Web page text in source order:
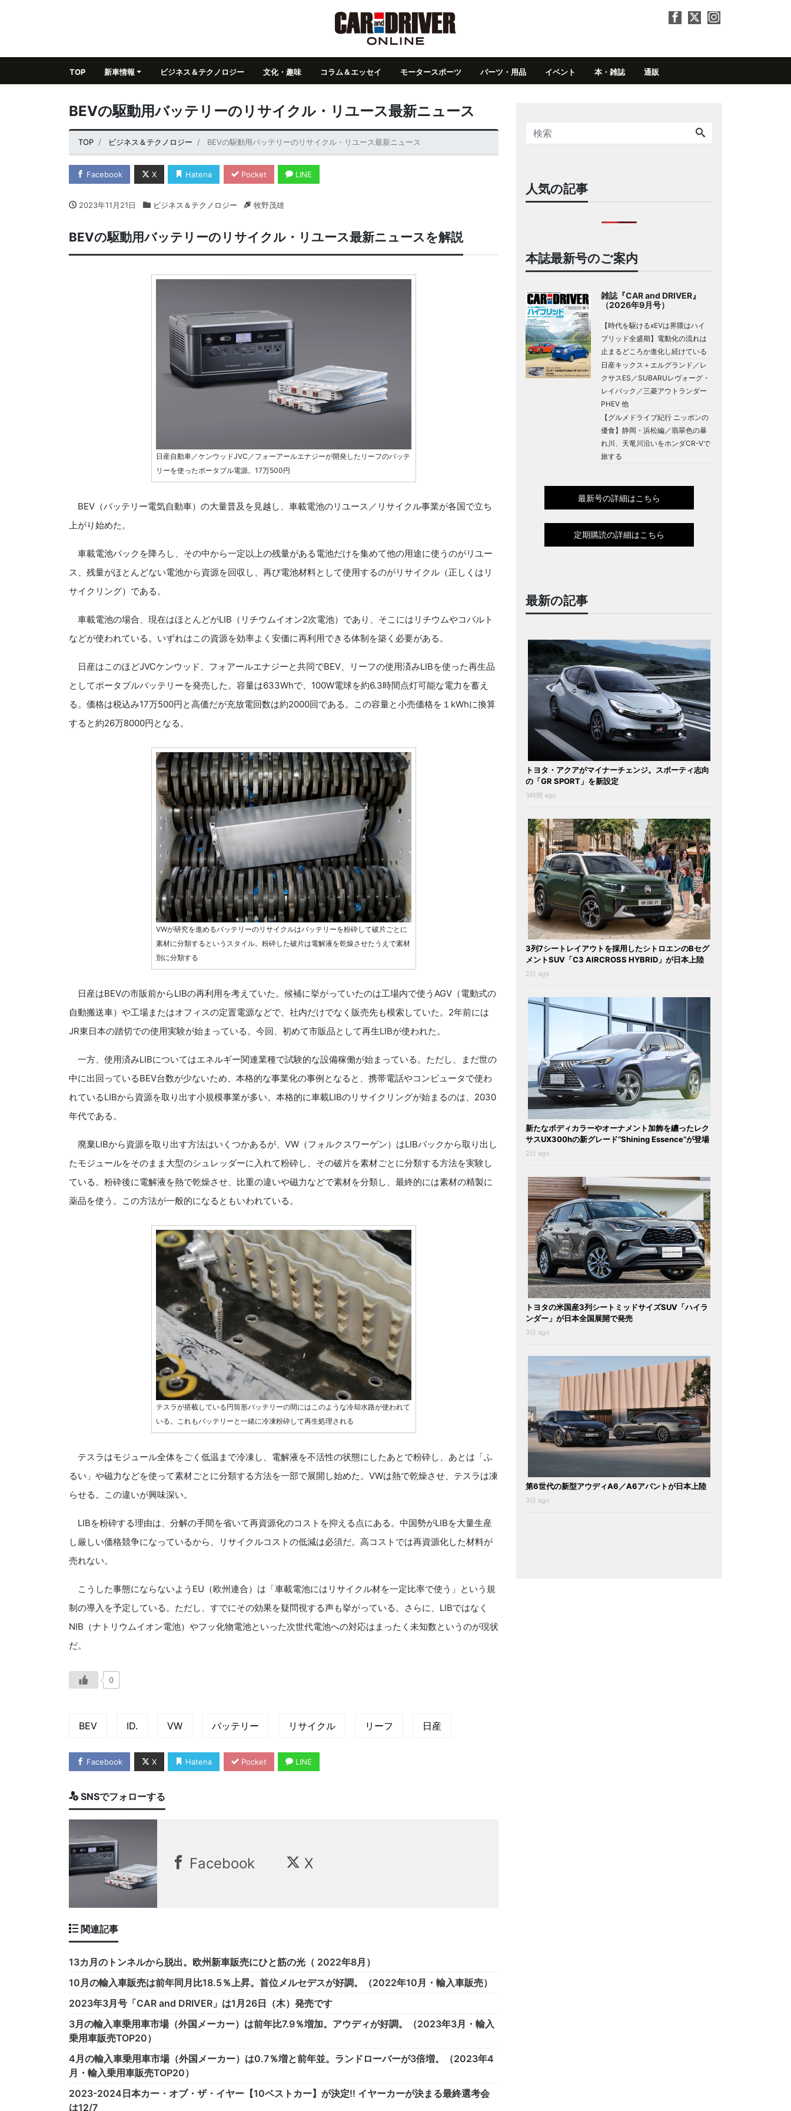
TOP 新車情報 ビジネス＆テクノロジー 文化・趣味 コラム＆エッセイ モータースポーツ パーツ・用品 イベント 本・雑誌 通販
BEVの駆動用バッテリーのリサイクル・リユース最新ニュース
TOP ビジネス＆テクノロジー BEVの駆動用バッテリーのリサイクル・リユース最新ニュース
Facebook X Hatena Pocket LINE
2023年11月21日 ビジネス＆テクノロジー 牧野茂雄
BEVの駆動用バッテリーのリサイクル・リユース最新ニュースを解説
日産自動車／ケンウッドJVC／フォーアールエナジーが開発したリーフのバッテ
リーを使ったポータブル電源。17万500円
BEV（バッテリー電気自動車）の大量普及を見越し、車載電池のリユース／リサイクル事業が各国で立ち
上がり始めた。
車載電池パックを降ろし、その中から一定以上の残量がある電池だけを集めて他の用途に使うのがリユー
ス、残量がほとんどない電池から資源を回収し、再び電池材料として使用するのがリサイクル（正しくはリ
サイクリング）である。
車載電池の場合、現在はほとんどがLIB（リチウムイオン2次電池）であり、そこにはリチウムやコバルト
などが使われている。いずれはこの資源を効率よく安価に再利用できる体制を築く必要がある。
日産はこのほどJVCケンウッド、フォアールエナジーと共同でBEV、リーフの使用済みLIBを使った再生品
としてポータブルバッテリーを発売した。容量は633Whで、100W電球を約6.3時間点灯可能な電力を蓄え
る。価格は税込み17万500円と高価だが充放電回数は約2000回である。この容量と小売価格を１kWhに換算
すると約26万8000円となる。
VWが研究を進めるバッテリーのリサイクルはバッテリーを粉砕して破片ごとに
素材に分類するというスタイル。粉砕した破片は電解液を乾燥させたうえで素材
別に分類する
日産はBEVの市販前からLIBの再利用を考えていた。候補に挙がっていたのは工場内で使うAGV（電動式の
自動搬送車）や工場またはオフィスの定置電源などで、社内だけでなく販売先も模索していた。2年前には
JR東日本の踏切での使用実験が始まっている。今回、初めて市販品として再生LIBが使われた。
一方、使用済みLIBについてはエネルギー関連業種で試験的な設備稼働が始まっている。ただし、まだ世の
中に出回っているBEV台数が少ないため、本格的な事業化の事例となると、携帯電話やコンピュータで使わ
れているLIBから資源を取り出す小規模事業が多い。本格的に車載LIBのリサイクリングが始まるのは、2030
年代である。
廃棄LIBから資源を取り出す方法はいくつかあるが、VW（フォルクスワーゲン）はLIBパックから取り出し
たモジュールをそのまま大型のシュレッダーに入れて粉砕し、その破片を素材ごとに分類する方法を実験し
ている。粉砕後に電解液を熱で乾燥させ、比重の違いや磁力などで素材を分類し、最終的には素材の精製に
薬品を使う。この方法が一般的になるともいわれている。
テスラが搭載している円筒形バッテリーの間にはこのような冷却水路が使われて
いる。これもバッテリーと一緒に冷凍粉砕して再生処理される
テスラはモジュール全体をごく低温まで冷凍し、電解液を不活性の状態にしたあとで粉砕し、あとは「ふ
るい」や磁力などを使って素材ごとに分類する方法を一部で展開し始めた。VWは熱で乾燥させ、テスラは凍
らせる。この違いが興味深い。
LIBを粉砕する理由は、分解の手間を省いて再資源化のコストを抑える点にある。中国勢がLIBを大量生産
し厳しい価格競争になっているから、リサイクルコストの低減は必須だ。高コストでは再資源化した材料が
売れない。
こうした事態にならないようEU（欧州連合）は「車載電池にはリサイクル材を一定比率で使う」という規
制の導入を予定している。ただし、すでにその効果を疑問視する声も挙がっている。さらに、LIBではなく
NIB（ナトリウムイオン電池）やフッ化物電池といった次世代電池への対応はまったく未知数というのが現状
だ。
0
BEV ID. VW バッテリー リサイクル リーフ 日産
Facebook X Hatena Pocket LINE
SNSでフォローする
Facebook X
関連記事
13カ月のトンネルから脱出。欧州新車販売にひと筋の光（ 2022年8月）
10月の輸入車販売は前年同月比18.5％上昇。首位メルセデスが好調。（2022年10月・輸入車販売）
2023年3月号「CAR and DRIVER」は1月26日（木）発売です
3月の輸入車乗用車市場（外国メーカー）は前年比7.9％増加。アウディが好調。（2023年3月・輸入
乗用車販売TOP20）
4月の輸入車乗用車市場（外国メーカー）は0.7％増と前年並。ランドローバーが3倍増。（2023年4
月・輸入乗用車販売TOP20）
2023-2024日本カー・オブ・ザ・イヤー【10ベストカー】が決定!! イヤーカーが決まる最終選考会
は12/7
人気の記事
本誌最新号のご案内
雑誌『CAR and DRIVER』
（2026年9月号）
【時代を駆けるxEVは界隈はハイ
ブリッド全盛期】電動化の流れは
止まるどころか進化し続けている
日産キックス＋エルグランド／レ
クサスES／SUBARUレヴォーグ・
レイバック／三菱アウトランダー
PHEV 他
【グルメドライブ紀行 ニッポンの
優食】静岡・浜松編／翡翠色の暴
れ川、天竜川沿いをホンダCR-Vで
旅する
最新号の詳細はこちら
定期購読の詳細はこちら
最新の記事
トヨタ・アクアがマイナーチェンジ。スポーティ志向
の「GR SPORT」を新設定
3時間 ago
3列7シートレイアウトを採用したシトロエンのBセグ
メントSUV「C3 AIRCROSS HYBRID」が日本上陸
2日 ago
新たなボディカラーやオーナメント加飾を纏ったレク
サスUX300hの新グレード“Shining Essence”が登場
2日 ago
トヨタの米国産3列シートミッドサイズSUV「ハイラ
ンダー」が日本全国展開で発売
3日 ago
第6世代の新型アウディA6／A6アバントが日本上陸
3日 ago